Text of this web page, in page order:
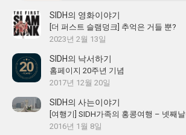
SIDH의 영화이야기
[더 퍼스트 슬램덩크] 추억은 거들 뿐?
2023년 2월 13일
SIDH의 낙서하기
홈페이지 20주년 기념
2017년 12월 20일
SIDH의 사는이야기
[여행기] SIDH가족의 홍콩여행 – 넷째
2016년 1월 8일